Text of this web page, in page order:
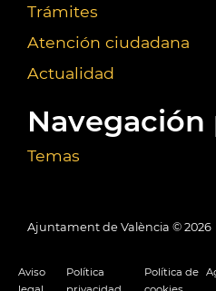
Trámites
Atención ciudadana
Actualidad
Navegación
Temas
Ajuntament de València © 2026
Aviso
Política
Política de